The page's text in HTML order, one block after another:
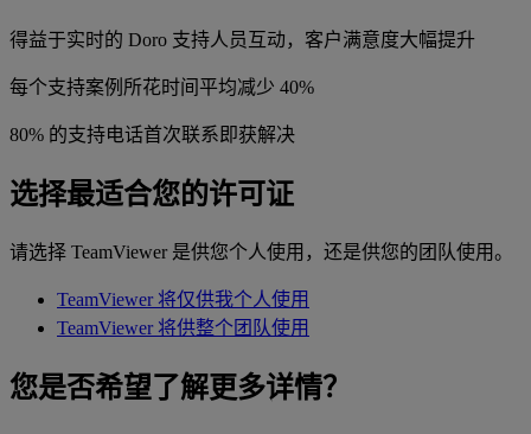
得益于实时的 Doro 支持人员互动，客户满意度大幅提升
每个支持案例所花时间平均减少 40%
80% 的支持电话首次联系即获解决
选择最适合您的许可证
请选择 TeamViewer 是供您个人使用，还是供您的团队使用。
TeamViewer 将仅供我个人使用
TeamViewer 将供整个团队使用
您是否希望了解更多详情？